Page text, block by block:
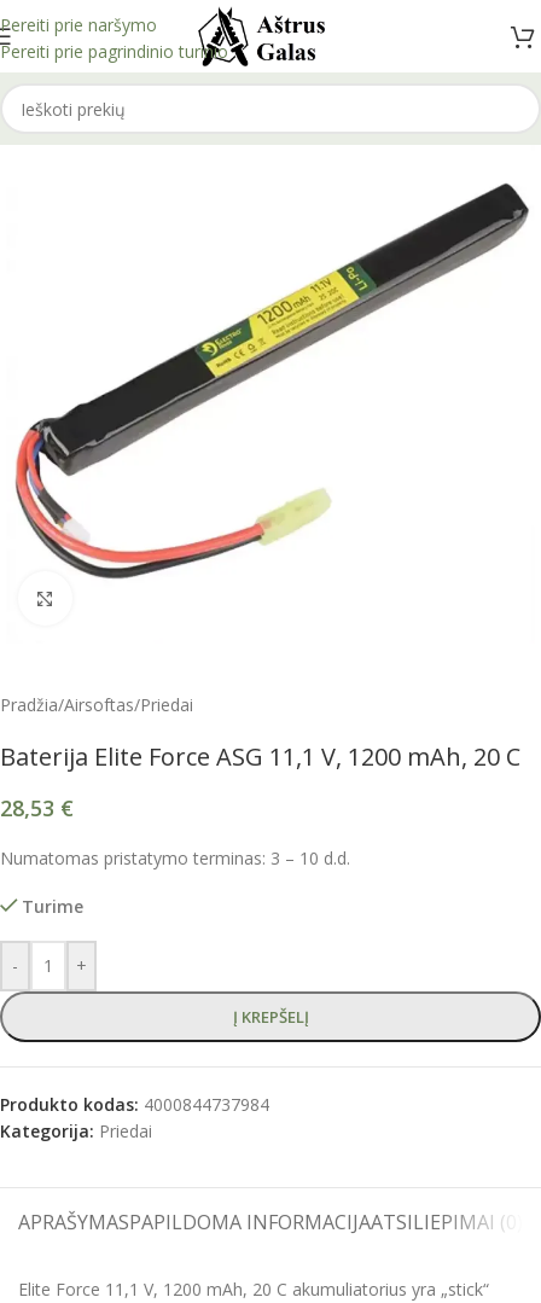
Pereiti prie naršymo
Pereiti prie pagrindinio turinio
Pradžia/Airsoftas/Priedai
Baterija Elite Force ASG 11,1 V, 1200 mAh, 20 C
28,53 €
Numatomas pristatymo terminas: 3 – 10 d.d.
Turime
- +
Į KREPŠELĮ
Produkto kodas: 4000844737984
Kategorija: Priedai
APRAŠYMASPAPILDOMA INFORMACIJAATSILIEPIMAI (0)
Elite Force 11,1 V, 1200 mAh, 20 C akumuliatorius yra „stick“